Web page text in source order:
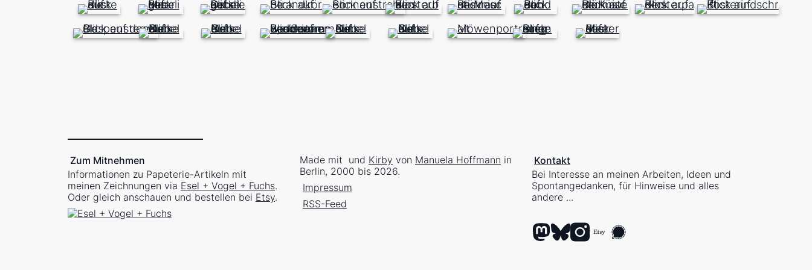
Zum Mitnehmen
Informationen zu Papeterie-Artikeln mit
meinen Zeichnungen via Esel + Vogel + Fuchs.
Oder gleich anschauen und bestellen bei Etsy.
Made mit und Kirby von Manuela Hoffmann in
Berlin, 2000 bis 2026.
Impressum
RSS-Feed
Kontakt
Bei Interesse an meinen Arbeiten, Ideen und
Spontangedanken, für Hinweise und alles
andere ...